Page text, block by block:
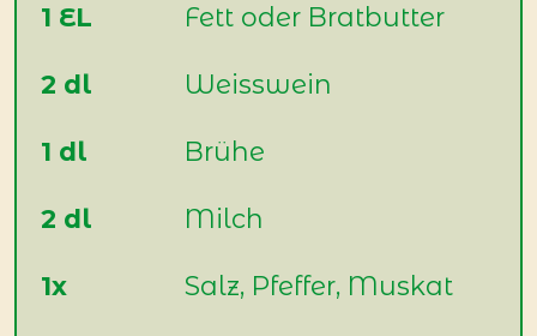
1 EL Fett oder Bratbutter
2 dl Weisswein
1 dl Brühe
2 dl Milch
1x Salz, Pfeffer, Muskat